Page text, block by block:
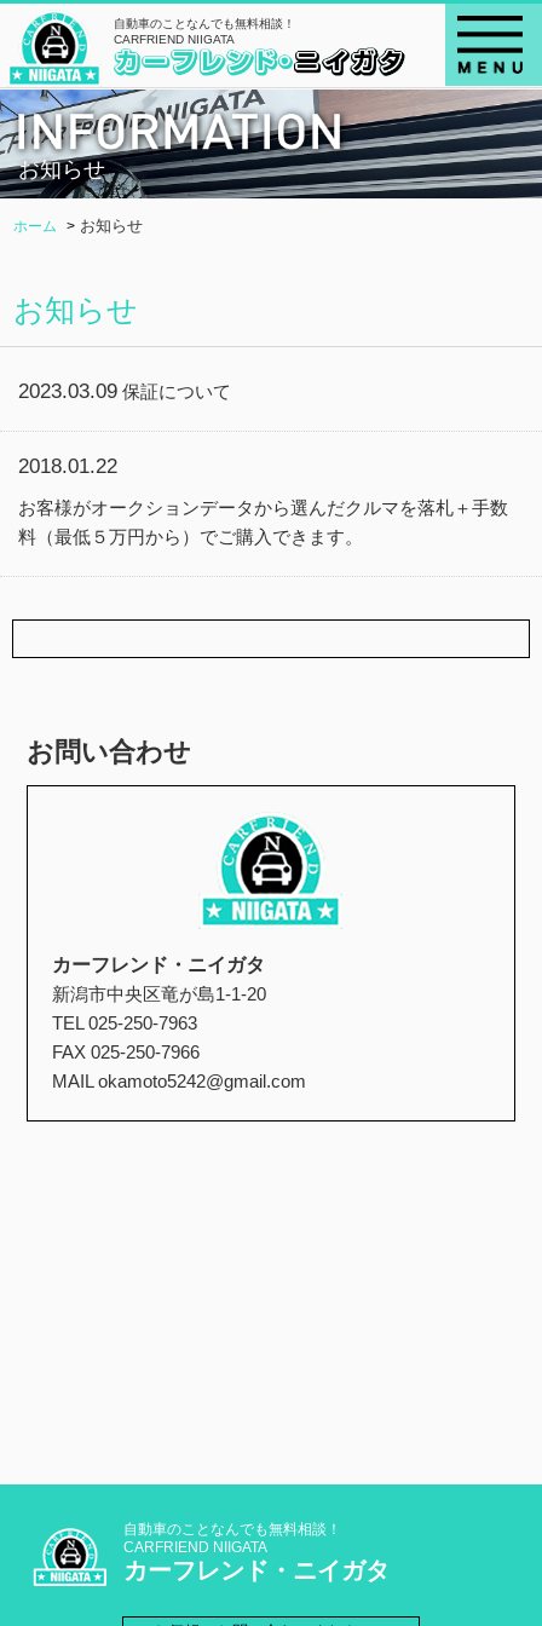
自動車のことなんでも無料相談！
CARFRIEND NIIGATA
お知らせ
ホーム お知らせ
お知らせ
2023.03.09 保証について
2018.01.22
お客様がオークションデータから選んだクルマを落札＋手数
料（最低５万円から）でご購入できます。
お問い合わせ
カーフレンド・ニイガタ
新潟市中央区竜が島1-1-20
TEL025-250-7963
FAX 025-250-7966
MAIL okamoto5242@gmail.com
自動車のことなんでも無料相談！
CARFRIEND NIIGATA
カーフレンド・ニイガタ